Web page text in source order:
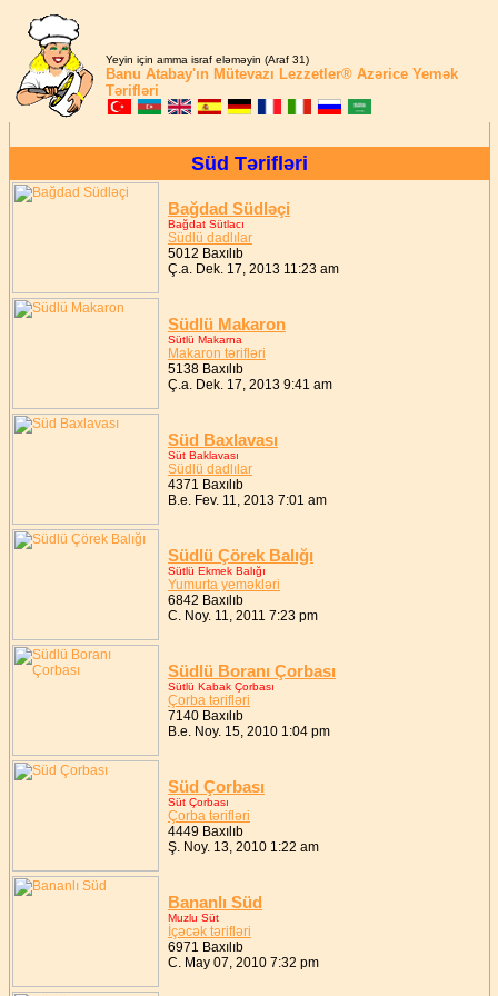
Yeyin için amma israf eləməyin (Araf 31)
Banu Atabay'ın Mütevazı Lezzetler® Azərice Yemək
Tərifləri
Süd Tərifləri
Bağdad Südləçi
Bağdat Sütlacı
Südlü dadlılar
5012 Baxılıb
Ç.a. Dek. 17, 2013 11:23 am
Südlü Makaron
Sütlü Makarna
Makaron tərifləri
5138 Baxılıb
Ç.a. Dek. 17, 2013 9:41 am
Süd Baxlavası
Süt Baklavası
Südlü dadlılar
4371 Baxılıb
B.e. Fev. 11, 2013 7:01 am
Südlü Çörek Balığı
Sütlü Ekmek Balığı
Yumurta yeməkləri
6842 Baxılıb
C. Noy. 11, 2011 7:23 pm
Südlü Boranı Çorbası
Sütlü Kabak Çorbası
Çorba tərifləri
7140 Baxılıb
B.e. Noy. 15, 2010 1:04 pm
Süd Çorbası
Süt Çorbası
Çorba tərifləri
4449 Baxılıb
Ş. Noy. 13, 2010 1:22 am
Bananlı Süd
Muzlu Süt
İçəcək tərifləri
6971 Baxılıb
C. May 07, 2010 7:32 pm